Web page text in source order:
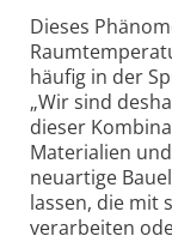
Dieses
häufig in der
„Wir sind
dieser
Materialien
neuartige
lassen, die mit
verarbeiten